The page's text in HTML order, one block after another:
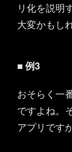
リ化を説明
大変かもし
■ 例3
おそらく一
ですよね。
アプリです